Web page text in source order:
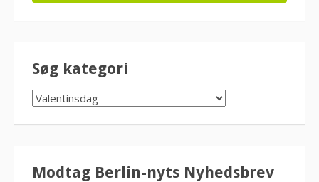
Søg kategori
SØG
KATEGORI
Modtag Berlin-nyts Nyhedsbrev